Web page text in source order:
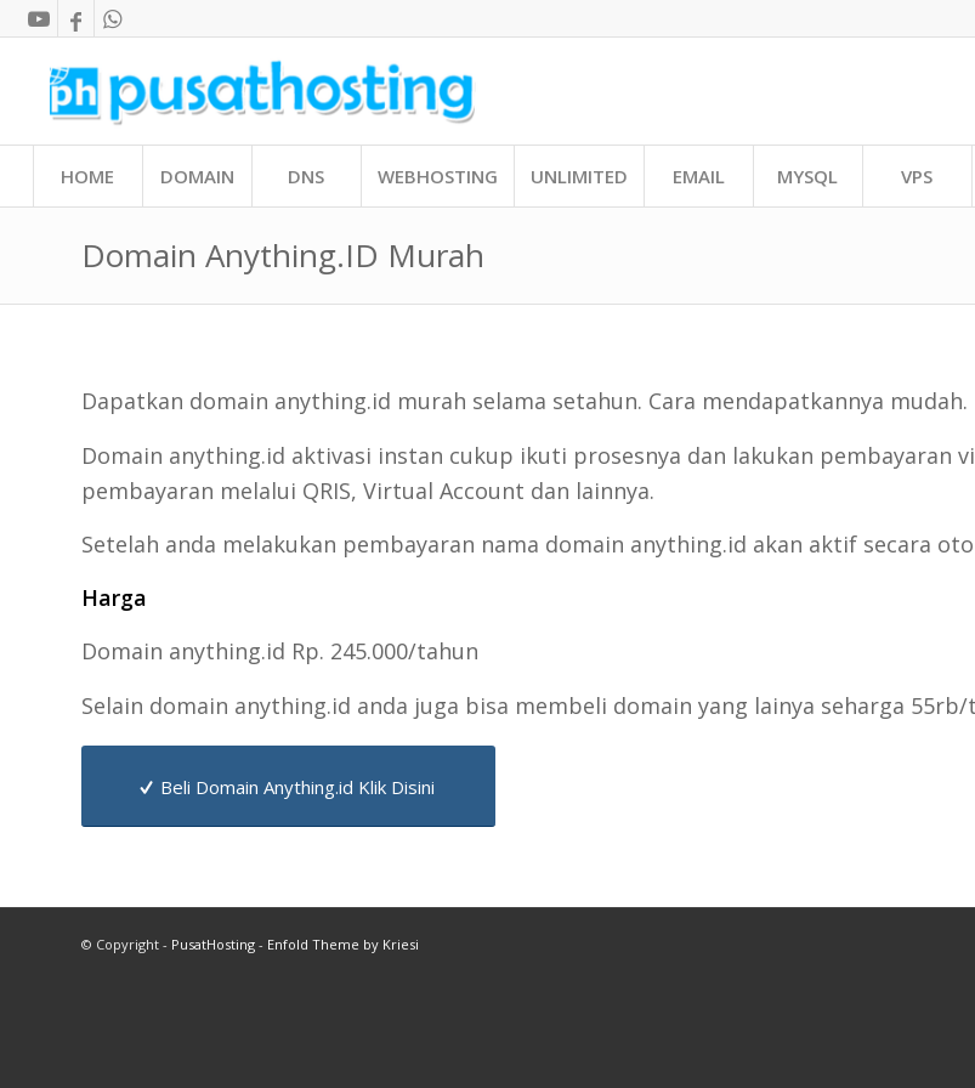
HOME DOMAIN DNS WEBHOSTING UNLIMITED EMAIL MYSQL VPS
Domain Anything.ID Murah
Dapatkan domain anything.id murah selama setahun. Cara mendapatkannya mudah.
Domain anything.id aktivasi instan cukup ikuti prosesnya dan lakukan pembayaran
pembayaran melalui QRIS, Virtual Account dan lainnya.
Setelah anda melakukan pembayaran nama domain anything.id akan aktif secara
Harga
Domain anything.id Rp. 245.000/tahun
Selain domain anything.id anda juga bisa membeli domain yang lainya seharga
Beli Domain Anything.id Klik Disini
© Copyright - PusatHosting - Enfold Theme by Kriesi